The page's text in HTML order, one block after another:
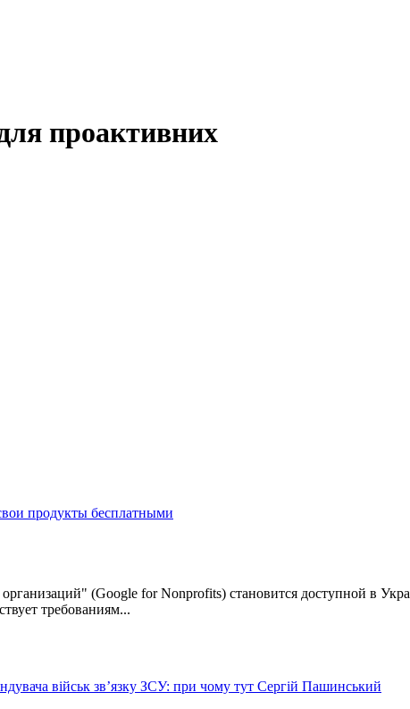
проактивних
продукты бесплатными
(Google for Nonprofits) становится доступной в
требованиям...
військ зв’язку ЗСУ: при чому тут Сергій Пашинський